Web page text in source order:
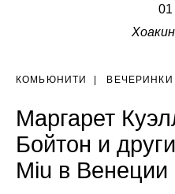
01
КОМЬЮНИТИ ВЕЧЕРИНКИ
Маргарет
Бойтон и
Miu в Венеции